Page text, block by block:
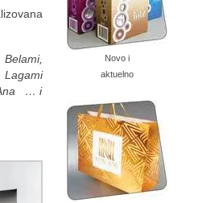
Lagami
Ana … i
Novo i
aktuelno